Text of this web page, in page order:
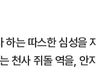
는 따스한 심성을
천사 쥐돌 역을, 안